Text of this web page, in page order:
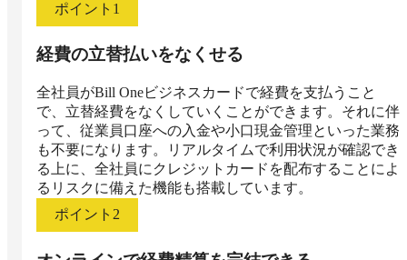
ポイント 1
経費の立替払いをなくせる
全社員がBill Oneビジネスカードで経費を支払うこと
で、立替経費をなくしていくことができます。それに伴
って、従業員口座への入金や小口現金管理といった業務
も不要になります。リアルタイムで利用状況が確認でき
る上に、全社員にクレジットカードを配布することによ
るリスクに備えた機能も搭載しています。
ポイント 2